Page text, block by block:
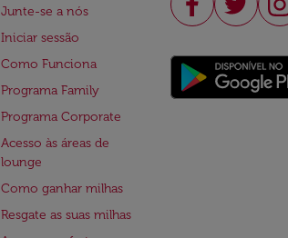
Junte-se a nós
Iniciar sessão
Como Funciona
Programa Family
Programa Corporate
Acesso às áreas de
lounge
Como ganhar milhas
Resgate as suas milhas